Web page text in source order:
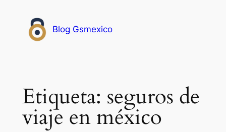
contenido
Blog Gsmexico
Etiqueta: seguros de
viaje en méxico